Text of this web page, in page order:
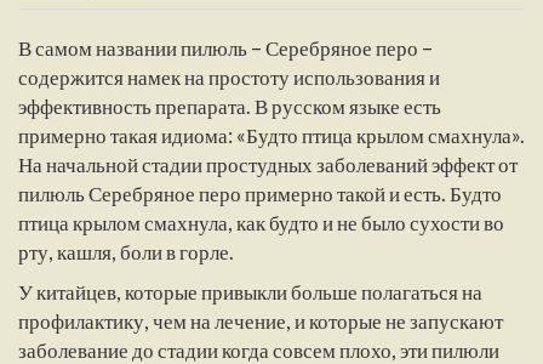
В самом названии пилюль – Серебряное перо –
содержится намек на простоту использования и
эффективность препарата. В русском языке есть
примерно такая идиома: «Будто птица крылом смахнула».
На начальной стадии простудных заболеваний эффект от
пилюль Серебряное перо примерно такой и есть. Будто
птица крылом смахнула, как будто и не было сухости во
рту, кашля, боли в горле.
У китайцев, которые привыкли больше полагаться на
профилактику, чем на лечение, и которые не запускают
заболевание до стадии когда совсем плохо, эти пилюли